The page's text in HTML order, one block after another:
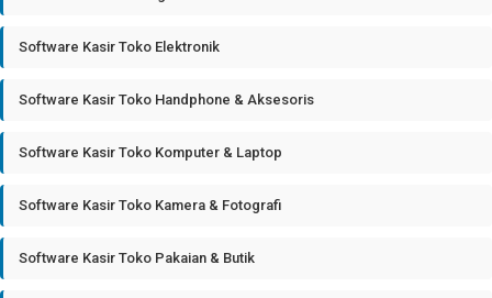
Software Kasir Toko Elektronik
Software Kasir Toko Handphone & Aksesoris
Software Kasir Toko Komputer & Laptop
Software Kasir Toko Kamera & Fotografi
Software Kasir Toko Pakaian & Butik